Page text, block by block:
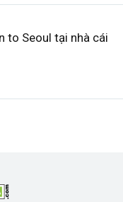
to Seoul tại nhà cái